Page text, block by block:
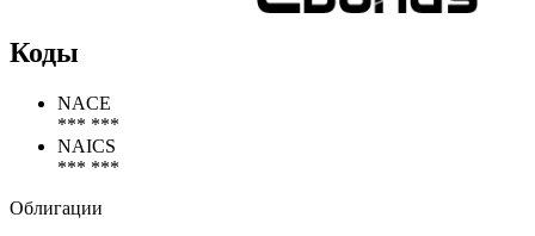
Коды
NACE
*** ***
NAICS
*** ***
Облигации